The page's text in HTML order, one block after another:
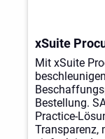
xSuite
Mit xSuite
Bestellung.
Practice-
Transparenz,